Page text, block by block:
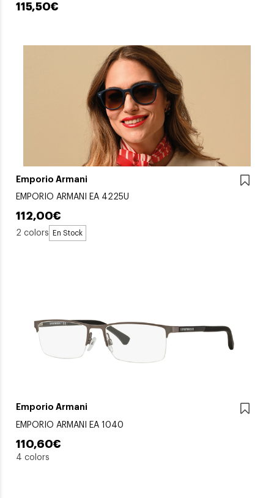
115,50€
Emporio Armani
EMPORIO ARMANI EA 4225U
112,00€
2 colors En Stock
Emporio Armani
EMPORIO ARMANI EA 1040
110,60€
4 colors